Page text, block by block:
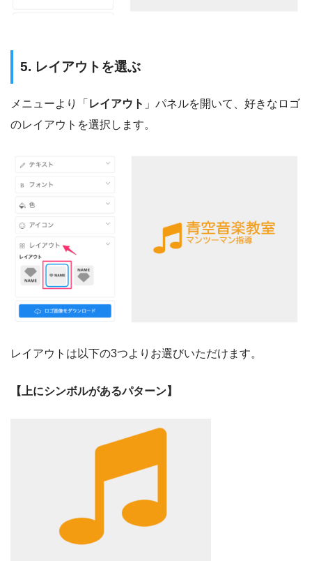
5. レイアウトを選ぶ
メニューより「 レイアウト 」パネルを開いて、好きなロゴ
のレイアウトを選択します。
レイアウトは以下の3つよりお選びいただけます。
【上にシンボルがあるパターン】